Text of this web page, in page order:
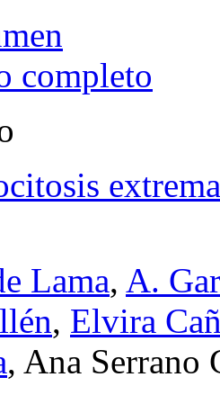
completo
Lama, A.
, Elvira
, Ana Serrano